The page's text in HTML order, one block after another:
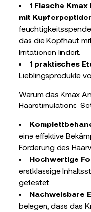
1 Flasche
mit
das die Kopfhaut
Irritationen lindert.
1 praktisches
Lieblingsprodukte
Warum das Kmax
Haarstimulations-
eine effektive
Förderung des
Hochwertige
erstklassige
getestet.
Nachweisbare
belegen, dass das